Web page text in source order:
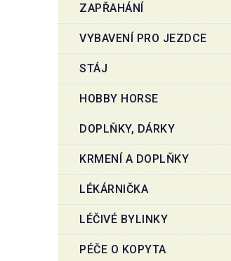
ZAPŘAHÁNÍ
VYBAVENÍ PRO JEZDCE
STÁJ
HOBBY HORSE
DOPLŇKY, DÁRKY
KRMENÍ A DOPLŇKY
LÉKÁRNIČKA
LÉČIVÉ BYLINKY
PÉČE O KOPYTA